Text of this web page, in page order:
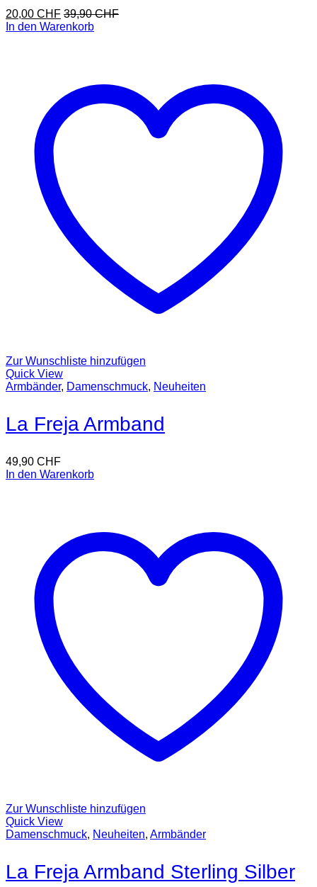
20,00 CHF 39,90CHF
In den Warenkorb
Zur Wunschliste hinzufügen
Quick View
Armbänder, Damenschmuck, Neuheiten
La Freja Armband
49,90 CHF
In den Warenkorb
Zur Wunschliste hinzufügen
Quick View
Damenschmuck, Neuheiten, Armbänder
La Freja Armband Sterling Silber